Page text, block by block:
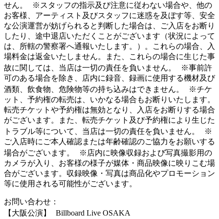
せん。 ※スタッフの指示及び注意に従わない場合や、他の
お客様、アーティスト及びスタッフに迷惑を及ぼす等、安全
な公演運営が妨げられると判断した場合は、ご入店をお断り
したり、途中退店いただくことがございます（状況によって
は、所轄の警察署へ通報いたします。）。これらの場合、入
場料金は返金いたしません。また、これらの場合に生じた事
故に関しては、当店は一切の責任を負いません。 ※事前許
可のある場合を除き、店内に録音、録画に使用する機材及び
酒類、飲食物、危険物等の持ち込みはできません。 ※チケ
ット、予約権の転売は、いかなる場合もお断りいたします。
転売チケットや予約権は無効となり、入店をお断りする場合
がございます。また、転売チケット及び予約権により生じた
トラブル等について、当店は一切の責任を負いません。 ※
ご入店時にご本人確認または年齢確認のご協力をお願いする
場合がございます。 ※店内に映像収録および写真撮影用の
カメラが入り、お客様の様子が媒体・商品映像に映りこむ場
合がございます。収録映像・写真は商品化やプロモーション
等に使用される可能性がございます。
お問い合わせ：
【大阪公演】 Billboard Live OSAKA